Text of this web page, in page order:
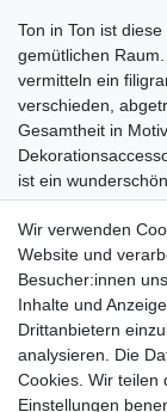
Ton in Ton ist
gemütlichen
vermitteln ein
verschieden,
Gesamtheit in
ist ein
Zusammensitzen
Kerzenlicht
gibt es auch in der
Der
Das Angebot
Dieses
Wir verwenden
Website und
Besucher:innen
Inhalte und
Drittanbietern
analysieren. Die
Cookies. Wir teilen
Einstellungen